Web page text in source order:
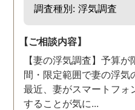
がとうございました！！
調査種別: 浮気調査
【ご相談内容】
【妻の浮気調査】予算
間・限定範囲で妻の浮気
最近、妻がスマートフォ
することが気に...